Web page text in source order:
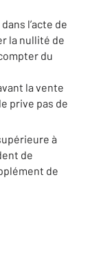
l’acte de
la nullité de
du
la vente
prive pas de
à
de
de